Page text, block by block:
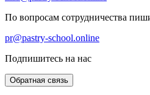
По вопросам сотрудничества
pr@pastry-school.online
Подпишитесь на нас
Обратная связь